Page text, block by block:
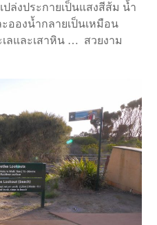
ล่งประกายเป็นแสงสีส้ม น้ำ
อองน้ำกลายเป็นเหมือน
ลและเสาหิน … สวยงาม